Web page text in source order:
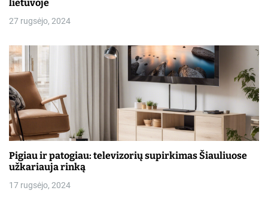
lietuvoje
27 rugsėjo, 2024
Pigiau ir patogiau: televizorių supirkimas Šiauliuose
užkariauja rinką
17 rugsėjo, 2024